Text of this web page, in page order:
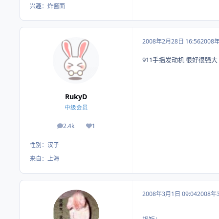
兴趣： 炸酱面
RukyD
中级会员
2.4k
帖子 1
荣誉积分
性别： 汉子
来自： 上海
2008年2月28日 16:562008
911手摇发动机 很好很强大
2008年3月1日 09:042008年